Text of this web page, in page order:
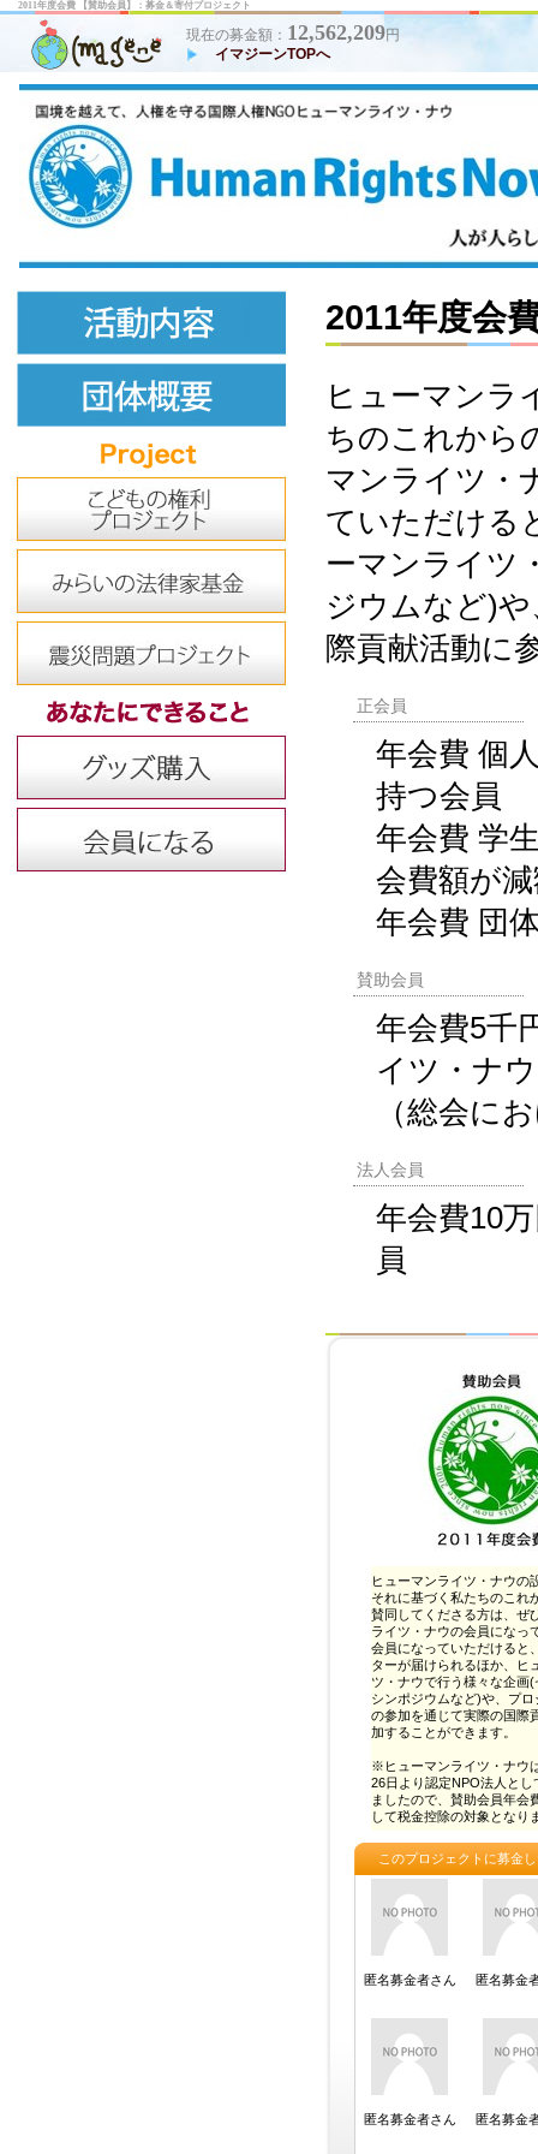
2011年度会費 【賛助会員】：募金＆寄付プロジェクト
現在の募金額： 12,562,209円
イマジーンTOPへ
2011年度会
ヒューマンラ
ちのこれから
マンライツ・
ていただける
ーマンライツ
ジウムなど)
際貢献活動に
正会員
年会費 個
持つ会員
年会費 学
会費額が
年会費 団
賛助会員
年会費5千
イツ・ナ
（総会に
法人会員
年会費10
員